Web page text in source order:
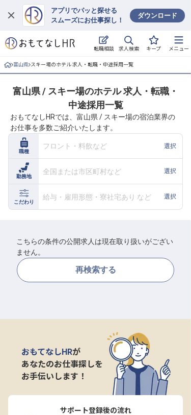
アプリでパッと探せる
スムーズにお仕事探し！
ダウンロード
転職相談 求人検索 キープ メニュー
ログイン
求人・施設を探す
就職・転職 合同説明会
おもてなしHRについて
ご利用の流れ
よくある質問
ホテル・宿泊業界情報コラム
無料 転職サポートに申し込む
採用をお考えの企業様へ
富山県 スキー場のホテル 求人・転職・中途採用一覧
富山県 / スキー場のホテル 求人・転職・
中途採用一覧
おもてなしHRでは、富山県 / スキー場の宿泊業界の
お仕事を多数ご紹介いたします。
職種
フロント・料飲など 選択
勤務地
全国または市区町村など 選択
こだわり
給与・雇用形態・寮社宅あり など 選択
こちらの条件の公開求人は現在取り扱いがござい
ません。
再検索する
おもてなしHRが
あなたのお仕事探しを
お手伝いします！
サポート登録後の流れ